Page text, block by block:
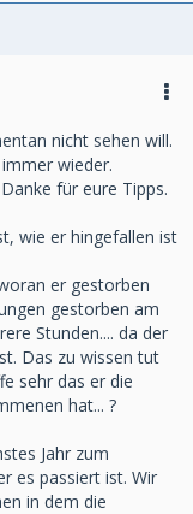
nicht sehen will.
wieder.
für eure Tipps.
wie er hingefallen ist
er gestorben
gestorben am
Stunden.... da der
Das zu wissen tut
sehr das er die
hat... ?
Jahr zum
es passiert ist. Wir
in dem die